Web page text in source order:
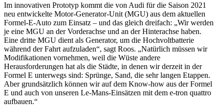
Im innovativen Prototyp kommt die von Audi für die Saison 2021
neu entwickelte Motor-Generator-Unit (MGU) aus dem aktuellen
Formel-E-Auto zum Einsatz – und das gleich dreifach: „Wir werden
je eine MGU an der Vorderachse und an der Hinterachse haben.
Eine dritte MGU dient als Generator, um die Hochvoltbatterie
während der Fahrt aufzuladen“, sagt Roos. „Natürlich müssen wir
Modifikationen vornehmen, weil die Wüste andere
Herausforderungen hat als die Städte, in denen wir derzeit in der
Formel E unterwegs sind: Sprünge, Sand, die sehr langen Etappen.
Aber grundsätzlich können wir auf dem Know-how aus der Formel
E und auch von unseren Le-Mans-Einsätzen mit dem e-tron quattro
aufbauen.“